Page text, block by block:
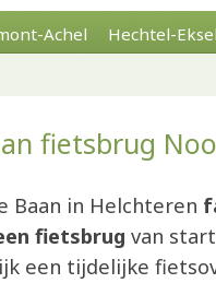
Achel Hechtel-
fietsbrug
Baan in Helchteren
fietsbrug van
een tijdelijke